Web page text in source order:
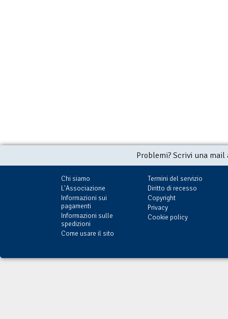
Problemi? Scrivi una
Chi siamo
L'Associazione
Informazioni sui
pagamenti
Informazioni sulle
spedizioni
Come usare il sito
Termini del servizio
Diritto di recesso
Copyright
Privacy
Cookie policy